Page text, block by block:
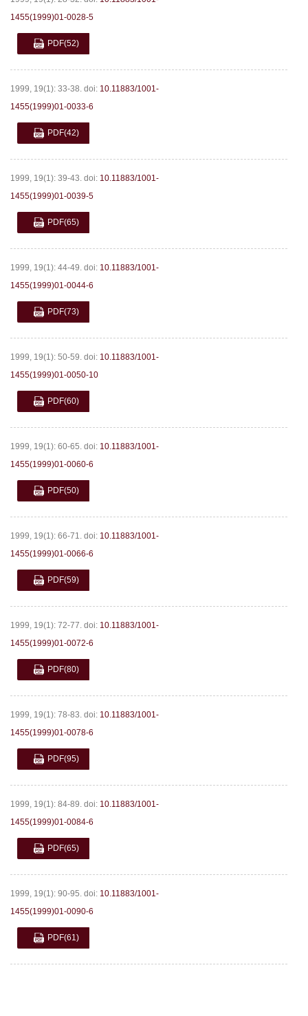
1455(1999)01-0028-5
PDF(52)
1999, 19(1): 33-38. doi: 10.11883/1001-
1455(1999)01-0033-6
PDF(42)
1999, 19(1): 39-43. doi: 10.11883/1001-
1455(1999)01-0039-5
PDF(65)
1999, 19(1): 44-49. doi: 10.11883/1001-
1455(1999)01-0044-6
PDF(73)
1999, 19(1): 50-59. doi: 10.11883/1001-
1455(1999)01-0050-10
PDF(60)
1999, 19(1): 60-65. doi: 10.11883/1001-
1455(1999)01-0060-6
PDF(50)
1999, 19(1): 66-71. doi: 10.11883/1001-
1455(1999)01-0066-6
PDF(59)
1999, 19(1): 72-77. doi: 10.11883/1001-
1455(1999)01-0072-6
PDF(80)
1999, 19(1): 78-83. doi: 10.11883/1001-
1455(1999)01-0078-6
PDF(95)
1999, 19(1): 84-89. doi: 10.11883/1001-
1455(1999)01-0084-6
PDF(65)
1999, 19(1): 90-95. doi: 10.11883/1001-
1455(1999)01-0090-6
PDF(61)